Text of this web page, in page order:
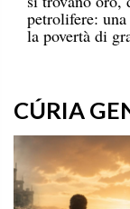
petrolifere:
la povertà di
CÚRIA